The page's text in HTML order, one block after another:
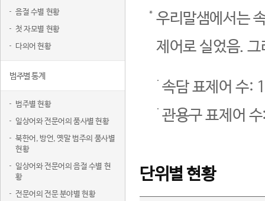
음절 수별 현황
첫 자모별 현황
다의어 현황
범주별 통계
범주별 현황
일상어와 전문어의 품사별 현황
북한어, 방언, 옛말 범주의 품사별
현황
일상어와 전문어의 음절 수별 현
황
전문어의 전문 분야별 현황
우리말샘에서는
제어로 실었음.
속담 표제어 수:
관용구 표제어
단위별 현황